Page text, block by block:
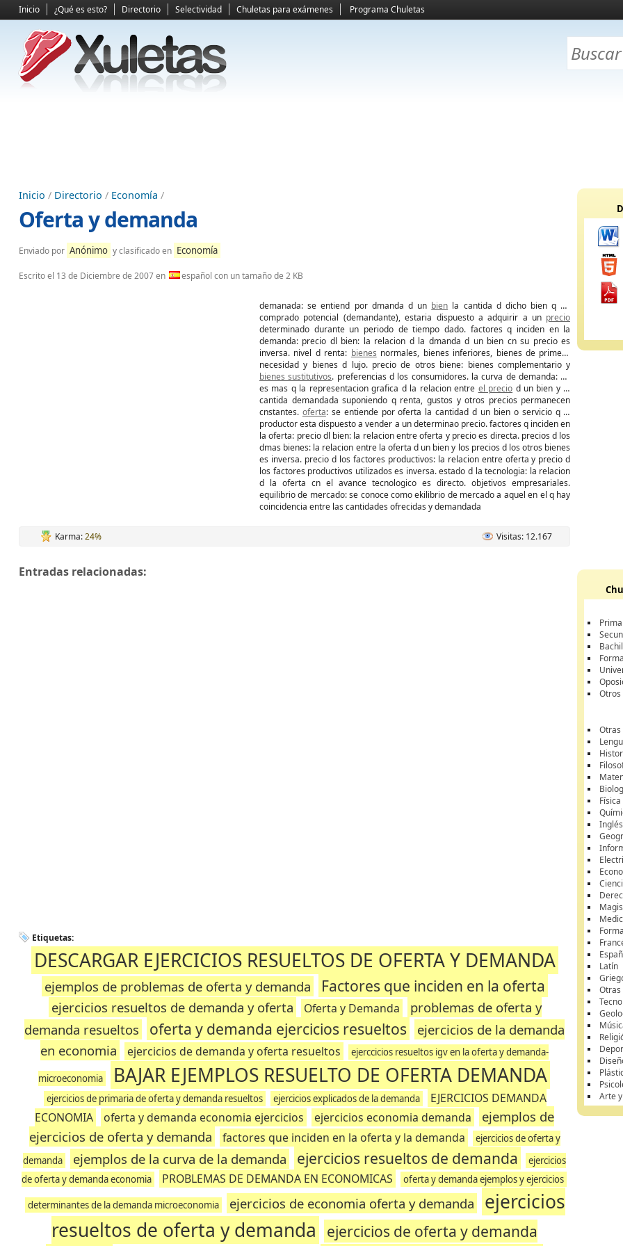
Inicio ¿Qué es esto? Directorio Selectividad Chuletas para exámenes Programa Chuletas
Inicio / Directorio / Economía /
Oferta y demanda
Enviado por Anónimo y clasificado en Economía
Escrito el 13 de Diciembre de 2007en español con un tamaño de 2 KB
demanada: se entiend por dmanda d un bien la cantida d dicho bien q un
comprado potencial (demandante), estaria dispuesto a adquirir a un precio
determinado durante un periodo de tiempo dado. factores q inciden en la
demanda: precio dl bien: la relacion d la dmanda d un bien cn su precio es
inversa. nivel d renta: bienes normales, bienes inferiores, bienes de primera
necesidad y bienes d lujo. precio de otros biene: bienes complementario y
bienes sustitutivos. preferencias d los consumidores. la curva de demanda: no
es mas q la representacion grafica d la relacion entre el precio d un bien y la
cantida demandada suponiendo q renta, gustos y otros precios permanecen
cnstantes. oferta: se entiende por oferta la cantidad d un bien o servicio q el
productor esta dispuesto a vender a un determinao precio. factores q inciden en
la oferta: precio dl bien: la relacion entre oferta y precio es directa. precios d los
dmas bienes: la relacion entre la oferta d un bien y los precios d los otros bienes
es inversa. precio d los factores productivos: la relacion entre oferta y precio d
los factores productivos utilizados es inversa. estado d la tecnologia: la relacion
d la oferta cn el avance tecnologico es directo. objetivos empresariales.
equilibrio de mercado: se conoce como ekilibrio de mercado a aquel en el q hay
coincidencia entre las cantidades ofrecidas y demandada
Karma:24% Visitas: 12.167
Entradas relacionadas:
Etiquetas:
DESCARGAR EJERCICIOS RESUELTOS DE OFERTA Y DEMANDA
ejemplos de problemas de oferta y demanda Factores que inciden en la oferta
ejercicios resueltos de demanda y oferta Oferta y Demanda
problemas de oferta y
demanda resueltos
oferta y demanda ejercicios resueltos
ejercicios de la demanda
en economia
ejercicios de demanda y oferta resueltos ejerccicios resueltos igv en la oferta y demanda-
microeconomia BAJAR EJEMPLOS RESUELTO DE OFERTA DEMANDA
ejercicios de primaria de oferta y demanda resueltos ejercicios explicados de la demanda
EJERCICIOS DEMANDA
ECONOMIA
oferta y demanda economia ejercicios ejercicios economia demanda
ejemplos de
ejercicios de oferta y demanda
factores que inciden en la oferta y la demanda
ejercicios de oferta y
demanda
ejemplos de la curva de la demanda ejercicios resueltos de demanda
ejercicios
de oferta y demanda economia
PROBLEMAS DE DEMANDA EN ECONOMICAS oferta y demanda ejemplos y ejercicios
determinantes de la demanda microeconomia ejercicios de economia oferta y demanda
ejercicios
resueltos de oferta y demanda
ejercicios de oferta y demanda
Otros
Física
Inglés
Latín
Arte